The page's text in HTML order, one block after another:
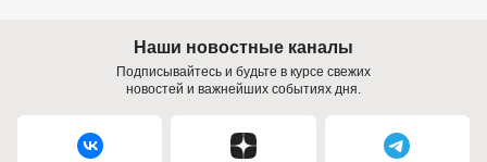
Наши новостные каналы
Подписывайтесь и будьте в курсе свежих
новостей и важнейших событиях дня.